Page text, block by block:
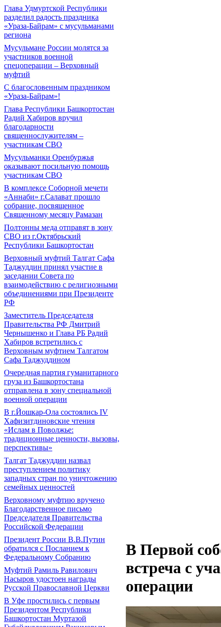
Глава Удмуртской Республики
разделил радость праздника
«Ураза-Байрам» с мусульманами
региона
Мусульмане России молятся за
участников военной
спецоперации – Верховный
муфтий
С благословенным праздником
«Ураза-Байрам»!
Глава Республики Башкортостан
Радий Хабиров вручил
благодарности
священнослужителям –
участникам СВО
Мусульманки Оренбуржья
оказывают посильную помощь
участникам СВО
В комплексе Соборной мечети
«Аннаби» г.Салават прошло
собрание, посвященное
Священному месяцу Рамазан
Полтонны меда отправят в зону
СВО из г.Октябрьский
Республики Башкортостан
Верховный муфтий Талгат Сафа
Таджуддин принял участие в
заседании Совета по
взаимодействию с религиозными
объединениями при Президенте
РФ
Заместитель Председателя
Правительства РФ Дмитрий
Чернышенко и Глава РБ Радий
Хабиров встретились с
Верховным муфтием Талгатом
Сафа Таджуддином
Очередная партия гуманитарного
груза из Башкортостана
отправлена в зону специальной
военной операции
В г.Йошкар-Ола состоялись IV
Хафизитдиновские чтения
«Ислам в Поволжье:
традиционные ценности, вызовы,
перспективы»
Талгат Таджуддин назвал
преступлением политику
западных стран по уничтожению
семейных ценностей
Верховному муфтию вручено
Благодарственное письмо
Председателя Правительства
Российской Федерации
Президент России В.В.Путин
обратился с Посланием к
Федеральному Собранию
Муфтий Рамиль Равилович
Насыров удостоен награды
Русской Православной Церкви
В Уфе простились с первым
Президентом Республики
Башкортостан Муртазой
В Первой
встреча с
операции